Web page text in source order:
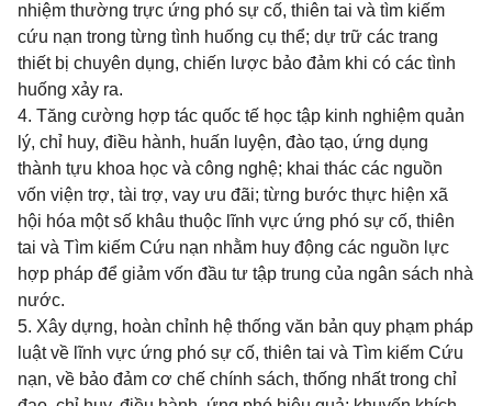
nhiệm thường trực ứng phó sự cố, thiên tai và tìm kiếm
cứu nạn trong từng tình huống cụ thể; dự trữ các trang
thiết bị chuyên dụng, chiến lược bảo đảm khi có các tình
huống xảy ra.
4. Tăng cường hợp tác quốc tế học tập kinh nghiệm quản
lý, chỉ huy, điều hành, huấn luyện, đào tạo, ứng dụng
thành tựu khoa học và công nghệ; khai thác các nguồn
vốn viện trợ, tài trợ, vay ưu đãi; từng bước thực hiện xã
hội hóa một số khâu thuộc lĩnh vực ứng phó sự cố, thiên
tai và Tìm kiếm Cứu nạn nhằm huy động các nguồn lực
hợp pháp để giảm vốn đầu tư tập trung của ngân sách nhà
nước.
5. Xây dựng, hoàn chỉnh hệ thống văn bản quy phạm pháp
luật về lĩnh vực ứng phó sự cố, thiên tai và Tìm kiếm Cứu
nạn, về bảo đảm cơ chế chính sách, thống nhất trong chỉ